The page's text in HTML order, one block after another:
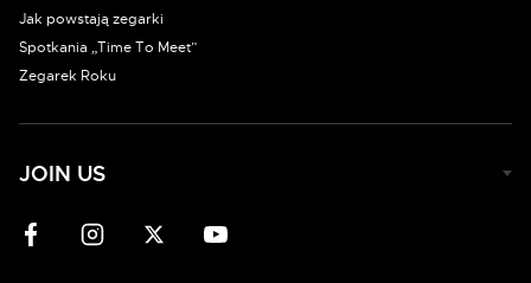
Jak powstają zegarki
Spotkania „Time To Meet”
Zegarek Roku
JOIN US